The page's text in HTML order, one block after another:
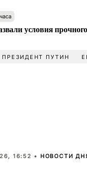
условия
ПРЕЗИДЕНТ ПУТИН
16:52 • НОВОСТИ